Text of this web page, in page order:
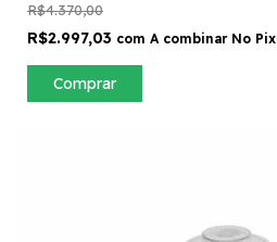
R$4.370,00
R$2.997,03 com A combinar No Pix
Comprar